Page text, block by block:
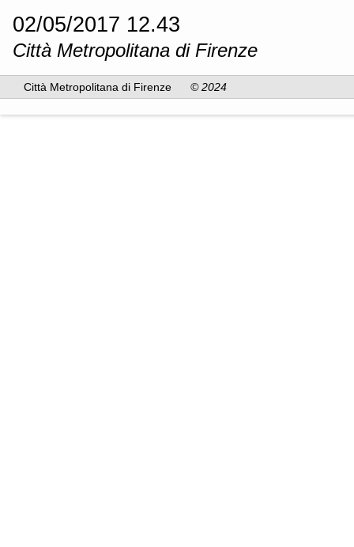
02/05/2017 12.43
Città Metropolitana di Firenze
Città Metropolitana di Firenze © 2024